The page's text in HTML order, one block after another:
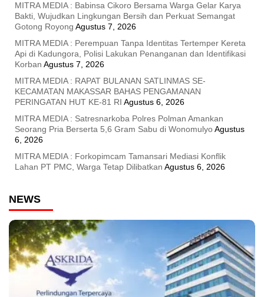
MITRA MEDIA : Babinsa Cikoro Bersama Warga Gelar Karya
Bakti, Wujudkan Lingkungan Bersih dan Perkuat Semangat
Gotong Royong Agustus 7, 2026
MITRA MEDIA : Perempuan Tanpa Identitas Tertemper Kereta
Api di Kadungora, Polisi Lakukan Penanganan dan Identifikasi
Korban Agustus 7, 2026
MITRA MEDIA : RAPAT BULANAN SATLINMAS SE-
KECAMATAN MAKASSAR BAHAS PENGAMANAN
PERINGATAN HUT KE-81 RI Agustus 6, 2026
MITRA MEDIA : Satresnarkoba Polres Polman Amankan
Seorang Pria Berserta 5,6 Gram Sabu di WonomulyoAgustus
6, 2026
MITRA MEDIA : Forkopimcam Tamansari Mediasi Konflik
Lahan PT PMC, Warga Tetap Dilibatkan Agustus 6, 2026
NEWS